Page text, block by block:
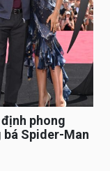
phong
Spider-Man